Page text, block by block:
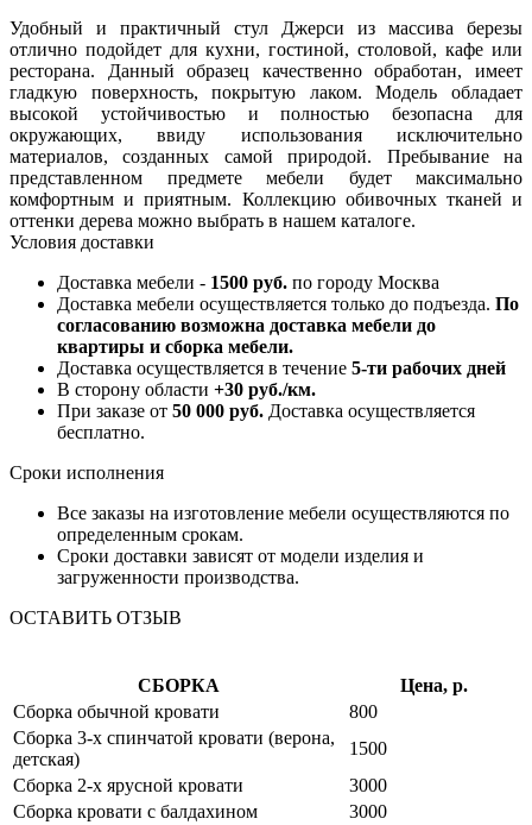
Удобный и практичный стул Джерси из массива березы
отлично подойдет для кухни, гостиной, столовой, кафе или
ресторана. Данный образец качественно обработан, имеет
гладкую поверхность, покрытую лаком. Модель обладает
высокой устойчивостью и полностью безопасна для
окружающих, ввиду использования исключительно
материалов, созданных самой природой. Пребывание на
представленном предмете мебели будет максимально
комфортным и приятным. Коллекцию обивочных тканей и
оттенки дерева можно выбрать в нашем каталоге.
Условия доставки
Доставка мебели - 1500 руб. по городу Москва
Доставка мебели осуществляется только до подъезда. По
согласованию возможна доставка мебели до
квартиры и сборка мебели.
Доставка осуществляется в течение 5-ти рабочих дней
В сторону области +30 руб./км.
При заказе от 50 000 руб. Доставка осуществляется
бесплатно.
Сроки исполнения
Все заказы на изготовление мебели осуществляются по
определенным срокам.
Сроки доставки зависят от модели изделия и
загруженности производства.
ОСТАВИТЬ ОТЗЫВ
СБОРКА
Цена, р.
Сборка обычной кровати
800
Сборка 3-х спинчатой кровати (верона,
детская)
1500
Сборка 2-х ярусной кровати
3000
Сборка кровати с балдахином
3000